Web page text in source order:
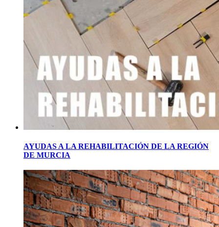
AYUDAS A LA REHABILITACIÓN DE LA REGIÓN
DE MURCIA